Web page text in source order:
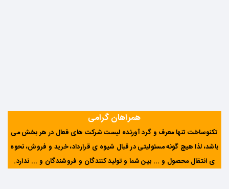
همراهان گرامی
تکنوساخت تنها معرف و گرد آورنده لیست شرکت های فعال در هر بخش می
باشد، لذا هیچ گونه مسئولیتی در قبال شیوه ی قرارداد، خرید و فروش، نحوه
ی انتقال محصول و ... بین شما و تولید کنندگان و فروشندگان و ... ندارد.